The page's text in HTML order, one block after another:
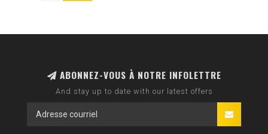
ABONNEZ-VOUS À NOTRE INFOLETTRE
And stay up to date with our latest offers